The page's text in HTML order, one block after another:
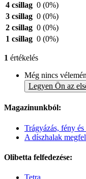
4 csillag 0 (0%)
3 csillag 0 (0%)
2 csillag 0 (0%)
1 csillag 0 (0%)
1 értékelés
Még nincs
Legyen Ön az
Magazinunkból:
Trágyázás, fény
A díszhalak
Olibetta felfedezése: